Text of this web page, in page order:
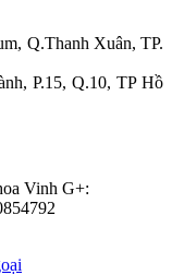
Q.Thanh Xuân, TP.
P.15, Q.10, TP Hồ
Vinh G+: